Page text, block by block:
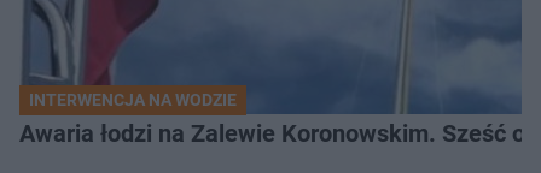
INTERWENCJA NA WODZIE
Awaria łodzi na Zalewie Koronowskim. Sześć